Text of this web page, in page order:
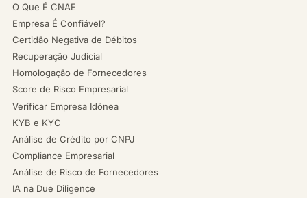
O Que É CNAE
Empresa É Confiável?
Certidão Negativa de Débitos
Recuperação Judicial
Homologação de Fornecedores
Score de Risco Empresarial
Verificar Empresa Idônea
KYB e KYC
Análise de Crédito por CNPJ
Compliance Empresarial
Análise de Risco de Fornecedores
IA na Due Diligence